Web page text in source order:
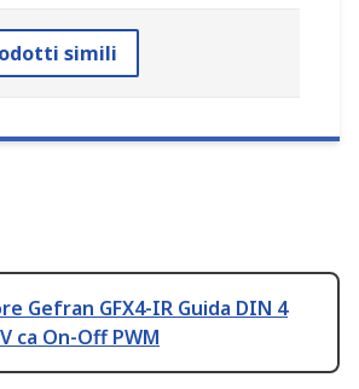
simili
Gefran GFX4-IR Guida DIN 4
ca On-Off PWM